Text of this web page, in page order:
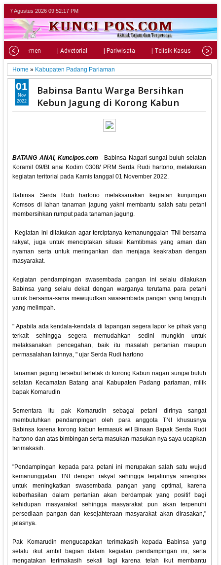
7 Agustus 2026 09:52:19 PM
| Parlemen | Advetorial | Pariwisata | Telisik Kasus |
Home » Kabupaten Padang Pariaman
Babinsa Bantu Warga Bersihkan
Kebun Jagung di Korong Kabun
BATANG ANAI, Kuncipos.com- Babinsa Nagari sungai buluh selatan
Koramil 09/Bt anai Kodim 0308/ PRM Serda Rudi hartono, melakukan
kegiatan teritorial pada Kamis tanggal 01 November 2022.
Babinsa Serda Rudi hartono melaksanakan kegiatan kunjungan
Komsos di lahan tanaman jagung yakni membantu salah satu petani
membersihkan rumput pada tanaman jagung.
Kegiatan ini dilakukan agar terciptanya kemanunggalan TNI bersama
rakyat, juga untuk menciptakan situasi Kamtibmas yang aman dan
nyaman serta untuk meringankan dan menjaga keakraban dengan
masyarakat.
Kegiatan pendampingan swasembada pangan ini selalu dilakukan
Babinsa yang selalu dekat dengan warganya terutama para petani
untuk bersama-sama mewujudkan swasembada pangan yang tangguh
yang melimpah.
" Apabila ada kendala-kendala di lapangan segera lapor ke pihak yang
terkait sehingga segera memudahkan sedini mungkin untuk
melaksanakan pencegahan, baik itu masalah pertanian maupun
permasalahan lainnya, " ujar Serda Rudi hartono
Tanaman jagung tersebut terletak di korong Kabun nagari sungai buluh
selatan Kecamatan Batang anai Kabupaten Padang pariaman, milik
bapak Komarudin
Sementara itu pak Komarudin sebagai petani dirinya sangat
membutuhkan pendampingan oleh para anggota TNI khususnya
Babinsa karena korong kabun termasuk wil Binaan Bapak Serda Rudi
hartono dan atas bimbingan serta masukan-masukan nya saya ucapkan
terimakasih.
"Pendampingan kepada para petani ini merupakan salah satu wujud
kemanunggalan TNI dengan rakyat sehingga terjalinnya sinergitas
untuk meningkatkan swasembada pangan yang optimal, karena
keberhasilan dalam pertanian akan berdampak yang positif bagi
kehidupan masyarakat sehingga masyarakat pun akan terpenuhi
persediaan pangan dan kesejahteraan masyarakat akan dirasakan,"
jelasnya.
Pak Komarudin mengucapakan terimakasih kepada Babinsa yang
selalu ikut ambil bagian dalam kegiatan pendampingan ini, serta
mengatakan terimakasih sekali lagi karena telah ikut membantu
01
Nov
2022